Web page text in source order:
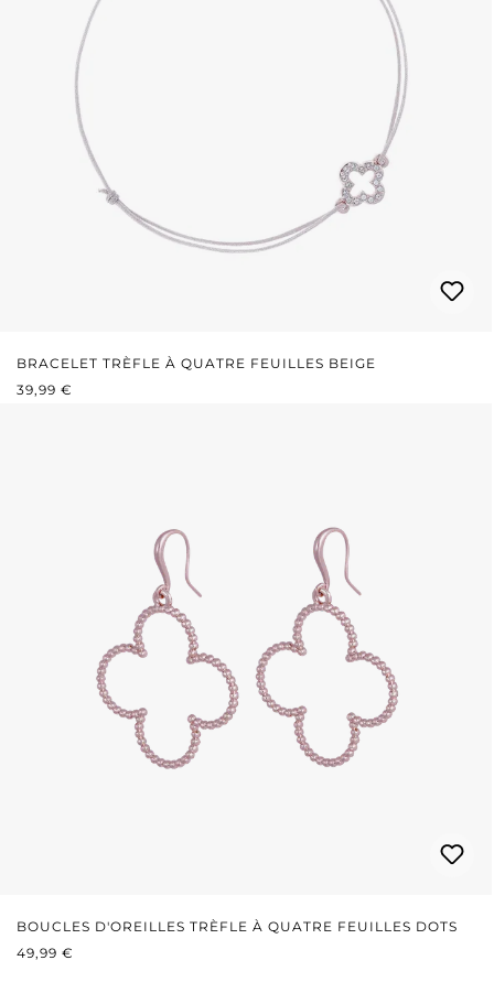
BRACELET TRÈFLE À QUATRE FEUILLES BEIGE
PRIX RÉGULIER :
39,99 €
BOUCLES D'OREILLES TRÈFLE À QUATRE FEUILLES DOTS
PRIX RÉGULIER :
49,99 €